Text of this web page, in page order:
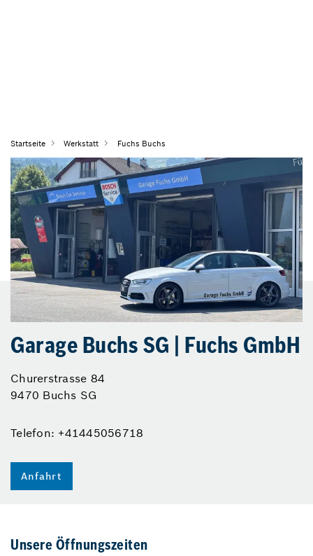
Startseite Werkstatt Fuchs Buchs
Garage Buchs SG | Fuchs GmbH
Churerstrasse 84
9470 Buchs SG
Telefon: +41445056718
Anfahrt
Unsere Öffnungszeiten